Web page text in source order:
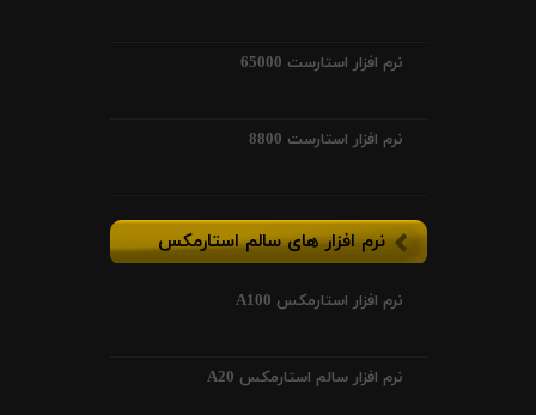
نرم افزار استارست 65000
نرم افزار استارست 8800
نرم افزار های سالم استارمکس
نرم افزار استارمکس A100
نرم افزار سالم استارمکس A20